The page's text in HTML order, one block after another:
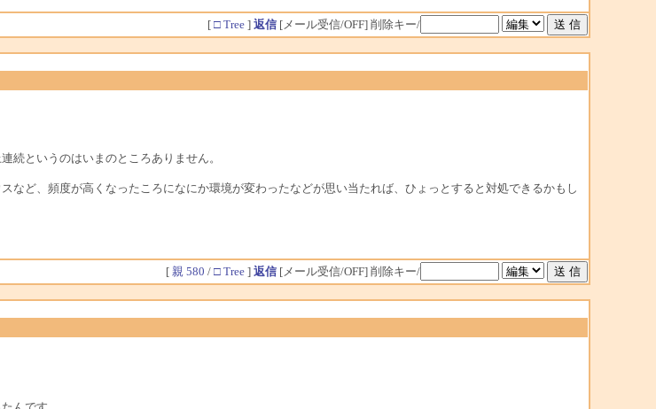
[ □ Tree] 返信[メール受信/OFF] 削除キー/
続というのはいまのところありません。
ど、頻度が高くなったころになにか環境が変わったなどが思い当たれば、ひょっとすると対処できるかもし
[ 親 580 / □ Tree] 返信[メール受信/OFF] 削除キー/